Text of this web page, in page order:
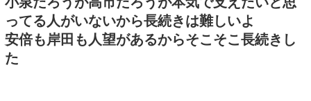
ってる人がいないから長続きは難しいよ
安倍も岸田も人望があるからそこそこ長続きし
た